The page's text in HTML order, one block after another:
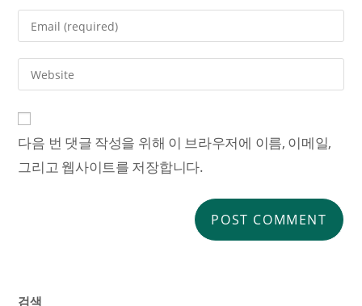
다음 번 댓글 작성을 위해 이 브라우저에 이름, 이메일,
그리고 웹사이트를 저장합니다.
검색